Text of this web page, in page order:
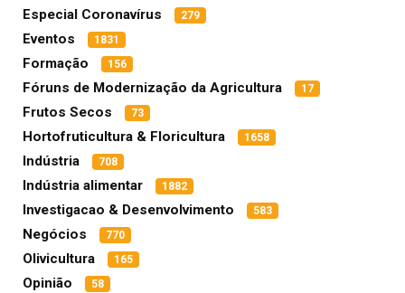
Especial Coronavírus 279
Eventos 1831
Formação 156
Fóruns de Modernização da Agricultura 17
Frutos Secos 73
Hortofruticultura & Floricultura 1658
Indústria 708
Indústria alimentar 1882
Investigacao & Desenvolvimento 583
Negócios 770
Olivicultura 165
Opinião 58